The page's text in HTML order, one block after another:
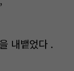
내뱉었다 .